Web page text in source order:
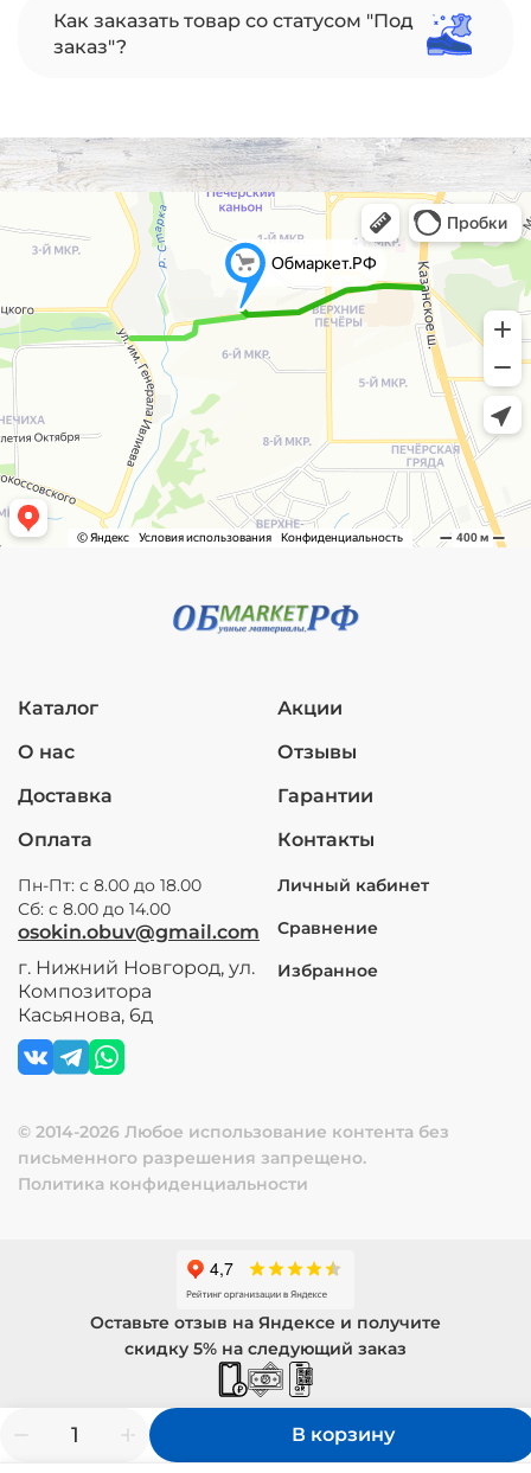
В корзину
Как заказать товар со статусом "Под
заказ"?
Каталог
О нас
Доставка
Оплата
Акции
Отзывы
Гарантии
Контакты
Пн-Пт: с 8.00 до 18.00
Сб: с 8.00 до 14.00
osokin.obuv@gmail.com
г. Нижний Новгород, ул.
Композитора
Касьянова, 6д
Личный кабинет
Сравнение
Избранное
© 2014-2026 Любое использование контента без
письменного разрешения запрещено.
Политика конфиденциальности
Оставьте отзыв на Яндексе и получите
скидку 5% на следующий заказ